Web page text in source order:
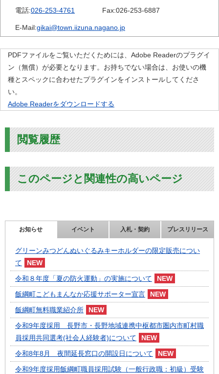
電話:026-253-4761 Fax:026-253-6887
E-Mail:gikai@town.iizuna.nagano.jp
PDFファイルをご覧いただくためには、Adobe Readerのプラグイ
ン（無償）が必要となります。お持ちでない場合は、お使いの機
種とスペックに合わせたプラグインをインストールしてくださ
い。
Adobe Readerをダウンロードする
閲覧履歴
このページと関連性の高いページ
お知らせ イベント 入札・契約 プレスリリース
グリーンみつどんぬいぐるみキーホルダーの限定販売につい
て
令和８年度「夏の防火運動」の実施について
飯綱町こどもまんなか応援サポーター宣言
飯綱町無料職業紹介所
令和9年度採用 長野市・長野地域連携中枢都市圏内市町村職
員採用共同選考(社会人経験者)について
令和8年8月 夜間延長窓口の開設日について
令和9年度採用飯綱町職員採用試験（一般行政職：初級）受験